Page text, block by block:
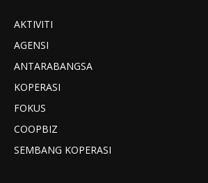
AKTIVITI
AGENSI
ANTARABANGSA
KOPERASI
FOKUS
COOPBIZ
SEMBANG KOPERASI